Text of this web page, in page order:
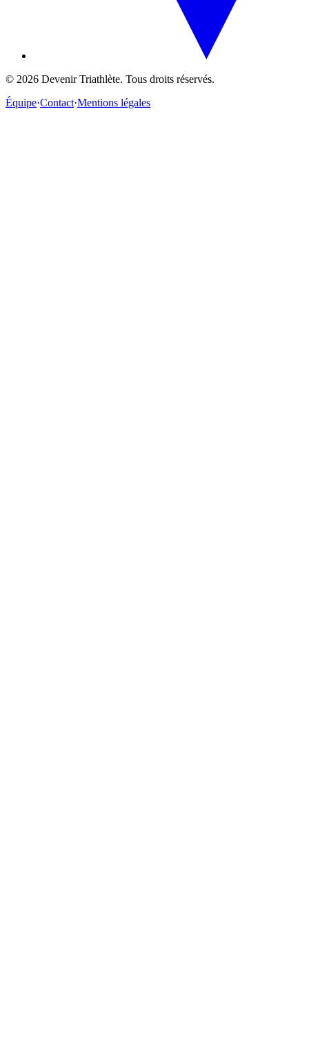
© 2026 Devenir Triathlète. Tous droits réservés.
Équipe·Contact·Mentions légales